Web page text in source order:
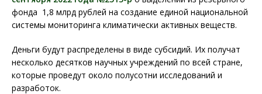
фонда 1,8 млрд рублей на создание единой национальной
системы мониторинга климатически активных веществ.
Деньги будут распределены в виде субсидий. Их получат
несколько десятков научных учреждений по всей стране,
которые проведут около полусотни исследований и
разработок.